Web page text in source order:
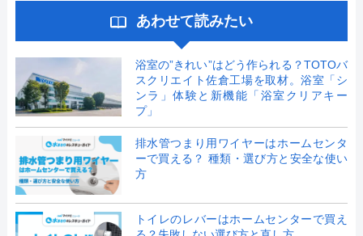
あわせて読みたい
浴室の”きれい”はどう作られる？TOTOバ
スクリエイト佐倉工場を取材。浴室「シ
ンラ」体験と新機能「浴室クリアキー
プ」
排水管つまり用ワイヤーはホームセンタ
ーで買える？ 種類・選び方と安全な使い
方
トイレのレバーはホームセンターで買え